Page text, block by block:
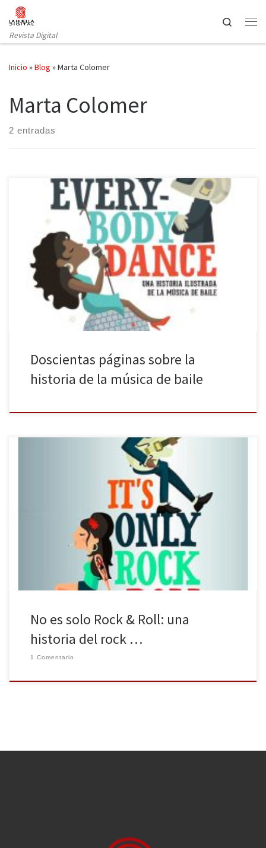
Saltar al contenido
Revista Digital
Search
Inicio »Blog »Marta Colomer
Marta Colomer
2 entradas
Doscientas páginas sobre la historia de la música de baile son las
que contiene la obra Everybody dance: Una historia ilustrada de la
música de baile de Susana Monteagudo y Marta Colomer
(Lunwerg, 2019), recientemente publicada. Y son pocas: todo el
mundo baila, literalmente, pues en todo el planeta existe […]
Doscientas páginas sobre la
historia de la música de baile
Los entusiastas de la música rock están de enhorabuena: la
editorial Lunwerg ha publicado la obra de Susana Monteagudo
(con ilustraciones de Marta Colomer-Tutticonfetti) It’s only Rock and
Roll: Una historia del rock ilustrada (abril-mayo de 2018). La obra,
que parece hacer en su título un guiño a It is […]
No es solo Rock & Roll: una
historia del rock …
1 Comentario